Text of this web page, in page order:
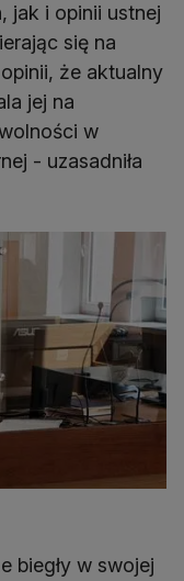
jak i opinii ustnej
się na
że aktualny
jej na
w
- uzasadniła
biegły w swojej